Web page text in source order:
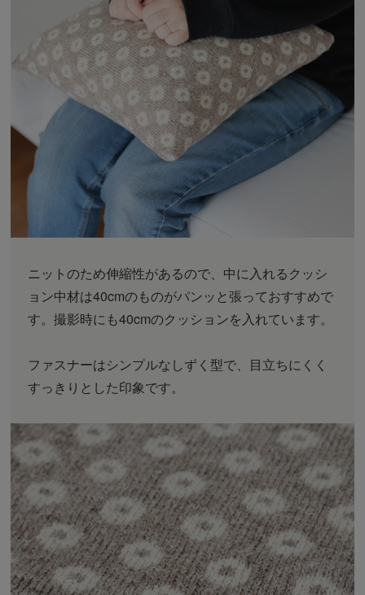
ニットのため伸縮性があるので、中に入れるクッシ
ョン中材は40cmのものがパンッと張っておすすめで
す。撮影時にも40cmのクッションを入れています。
ファスナーはシンプルなしずく型で、目立ちにくく
すっきりとした印象です。